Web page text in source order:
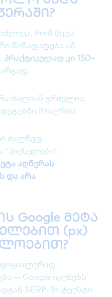
რომ მეტა
წინადადება ან
პრაქტიკულად კი 150–
ძალიან გრძელია,
მოაჭრის.
ძალზედ
აღწერას
და არა
Google მეტა
(px)
— Google იყენებს
SERP-ში ტექსტი